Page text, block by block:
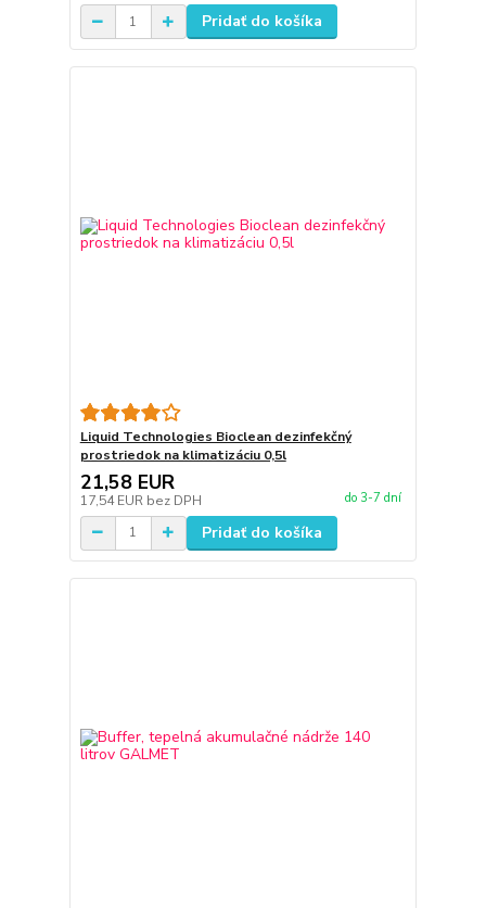
Pridať do košíka
Liquid Technologies Bioclean dezinfekčný
prostriedok na klimatizáciu 0,5l
21,58 EUR
17,54 EUR bez DPH do 3-7 dní
Pridať do košíka